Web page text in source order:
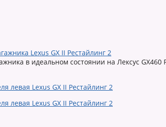
Lexus GX II Рестайлинг 2
в идеальном состоянии на Лексус